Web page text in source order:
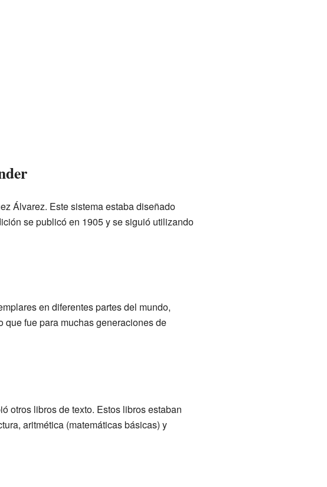
Álvarez. Este sistema estaba diseñado
se publicó en 1905 y se siguió utilizando
en diferentes partes del mundo,
fue para muchas generaciones de
otros libros de texto. Estos libros estaban
aritmética (matemáticas básicas) y